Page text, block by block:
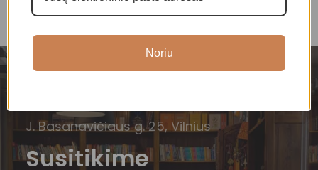
J. Basanavičiaus g. 25, Vilnius
Susitikime
Noriu